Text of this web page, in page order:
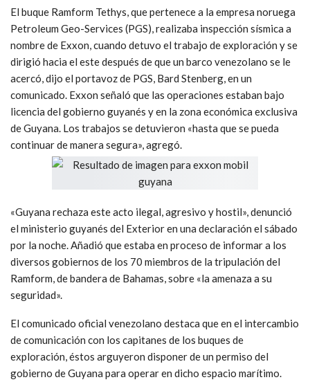
El buque Ramform Tethys, que pertenece a la empresa noruega
Petroleum Geo-Services (PGS), realizaba inspección sísmica a
nombre de Exxon, cuando detuvo el trabajo de exploración y se
dirigió hacia el este después de que un barco venezolano se le
acercó, dijo el portavoz de PGS, Bard Stenberg, en un
comunicado. Exxon señaló que las operaciones estaban bajo
licencia del gobierno guyanés y en la zona económica exclusiva
de Guyana. Los trabajos se detuvieron «hasta que se pueda
continuar de manera segura», agregó.
«Guyana rechaza este acto ilegal, agresivo y hostil», denunció
el ministerio guyanés del Exterior en una declaración el sábado
por la noche. Añadió que estaba en proceso de informar a los
diversos gobiernos de los 70 miembros de la tripulación del
Ramform, de bandera de Bahamas, sobre «la amenaza a su
seguridad».
El comunicado oficial venezolano destaca que en el intercambio
de comunicación con los capitanes de los buques de
exploración, éstos arguyeron disponer de un permiso del
gobierno de Guyana para operar en dicho espacio marítimo.